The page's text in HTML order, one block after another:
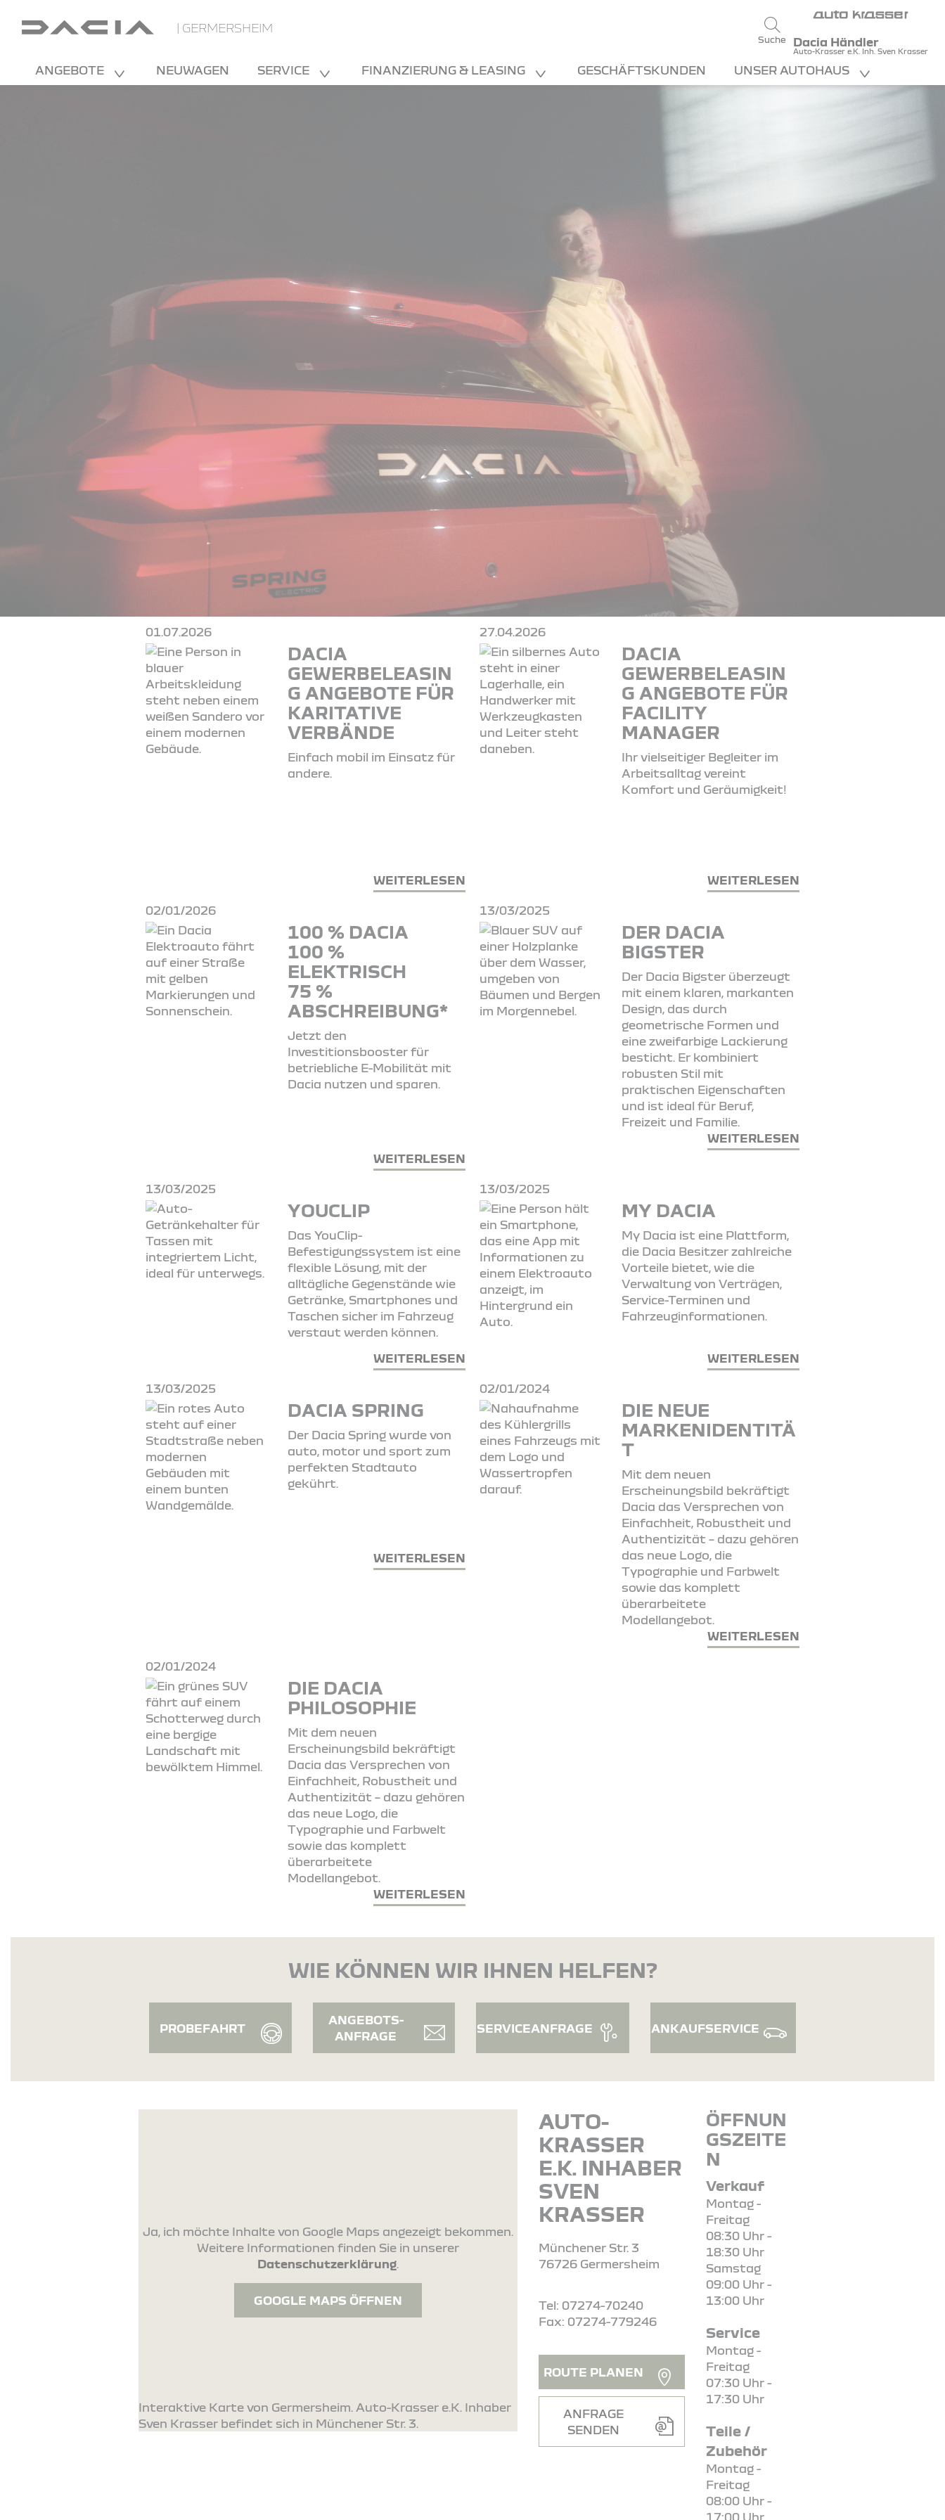
| GERMERSHEIM
Suche Dacia Händler
Auto-Krasser e.K. Inh. Sven Krasser
ANGEBOTE NEUWAGEN SERVICE FINANZIERUNG & LEASING GESCHÄFTSKUNDEN UNSER AUTOHAUS
01.07.2026
DACIA
GEWERBELEASIN
G ANGEBOTE FÜR
KARITATIVE
VERBÄNDE
Einfach mobil im Einsatz für
andere.
WEITERLESEN
27.04.2026
DACIA
GEWERBELEASIN
G ANGEBOTE FÜR
FACILITY
MANAGER
Ihr vielseitiger Begleiter im
Arbeitsalltag vereint
Komfort und Geräumigkeit!
WEITERLESEN
02/01/2026
100 % DACIA
100 %
ELEKTRISCH
75 %
ABSCHREIBUNG*
Jetzt den
Investitionsbooster für
betriebliche E-Mobilität mit
Dacia nutzen und sparen.
WEITERLESEN
13/03/2025
DER DACIA
BIGSTER
Der Dacia Bigster überzeugt
mit einem klaren, markanten
Design, das durch
geometrische Formen und
eine zweifarbige Lackierung
besticht. Er kombiniert
robusten Stil mit
praktischen Eigenschaften
und ist ideal für Beruf,
Freizeit und Familie.
WEITERLESEN
13/03/2025
YOUCLIP
Das YouClip-
Befestigungssystem ist eine
flexible Lösung, mit der
alltägliche Gegenstände wie
Getränke, Smartphones und
Taschen sicher im Fahrzeug
verstaut werden können.
WEITERLESEN
13/03/2025
MY DACIA
My Dacia ist eine Plattform,
die Dacia Besitzer zahlreiche
Vorteile bietet, wie die
Verwaltung von Verträgen,
Service-Terminen und
Fahrzeuginformationen.
WEITERLESEN
13/03/2025
DACIA SPRING
Der Dacia Spring wurde von
auto, motor und sport zum
perfekten Stadtauto
gekührt.
WEITERLESEN
02/01/2024
DIE NEUE
MARKENIDENTITÄ
T
Mit dem neuen
Erscheinungsbild bekräftigt
Dacia das Versprechen von
Einfachheit, Robustheit und
Authentizität – dazu gehören
das neue Logo, die
Typographie und Farbwelt
sowie das komplett
überarbeitete
Modellangebot.
WEITERLESEN
02/01/2024
DIE DACIA
PHILOSOPHIE
Mit dem neuen
Erscheinungsbild bekräftigt
Dacia das Versprechen von
Einfachheit, Robustheit und
Authentizität – dazu gehören
das neue Logo, die
Typographie und Farbwelt
sowie das komplett
überarbeitete
Modellangebot.
WEITERLESEN
WIE KÖNNEN WIR IHNEN HELFEN?
PROBEFAHRT
ANGEBOTS-
ANFRAGE
SERVICEANFRAGE ANKAUFSERVICE
Ja, ich möchte Inhalte von Google Maps angezeigt bekommen.
Weitere Informationen finden Sie in unserer
Datenschutzerklärung.
GOOGLE MAPS ÖFFNEN
Interaktive Karte von Germersheim. Auto-Krasser e.K. Inhaber
Sven Krasser befindet sich in Münchener Str. 3.
AUTO-
KRASSER
E.K. INHABER
SVEN
KRASSER
Münchener Str. 3
76726 Germersheim
Tel: 07274-70240
Fax: 07274-779246
ROUTE PLANEN
ANFRAGE
SENDEN
ÖFFNUN
GSZEITE
N
Verkauf
Montag -
Freitag
08:30 Uhr -
18:30 Uhr
Samstag
09:00 Uhr -
13:00 Uhr
Service
Montag -
Freitag
07:30 Uhr -
17:30 Uhr
Teile /
Zubehör
Montag -
Freitag
08:00 Uhr -
17:00 Uhr